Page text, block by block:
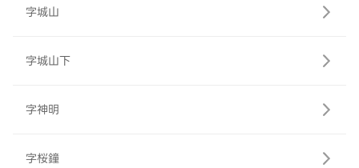
字城山
字城山下
字神明
字桜鐘